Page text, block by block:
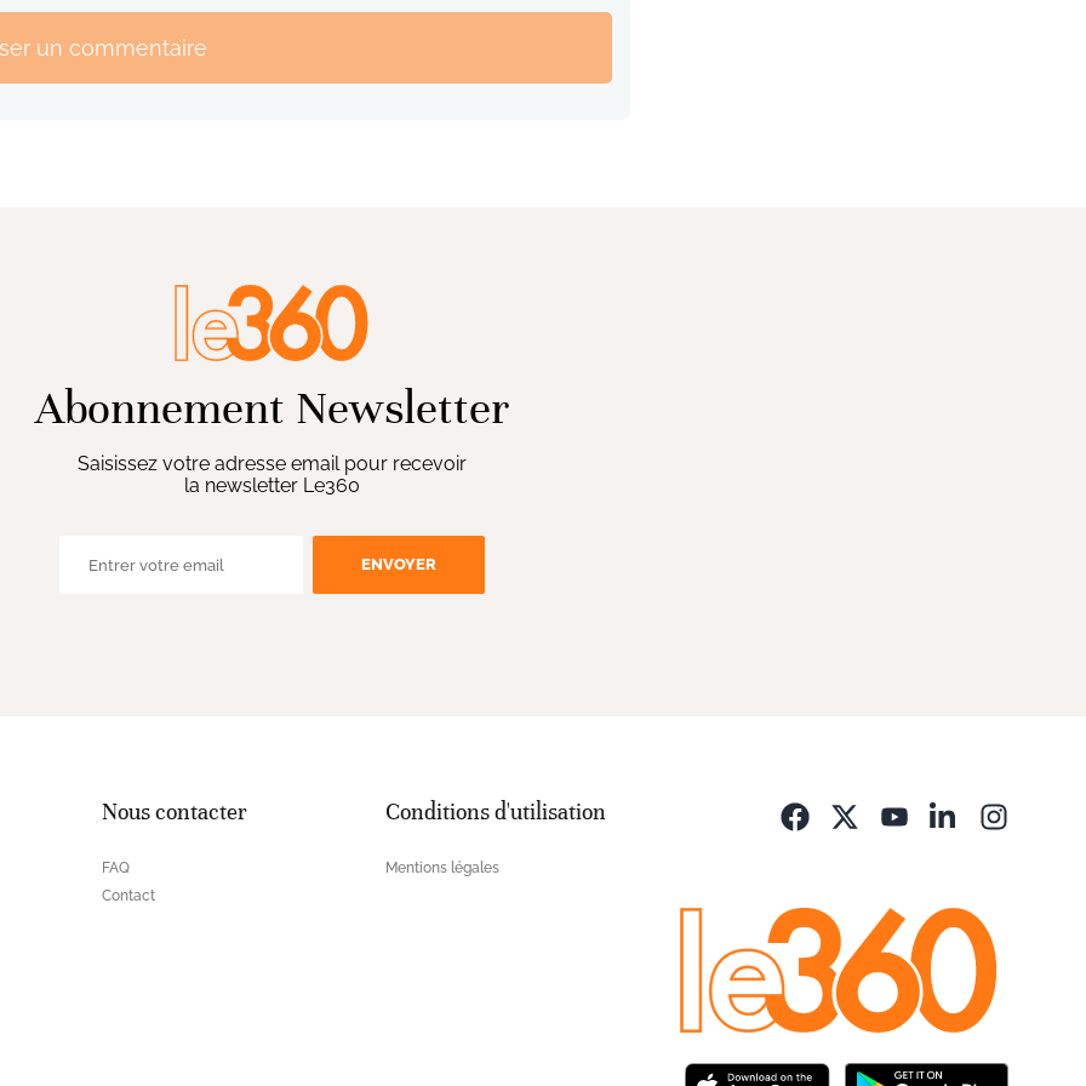
un commentaire
Abonnement Newsletter
Saisissez votre adresse email pour recevoir
la newsletter Le360
ENVOYER
Nous contacter
FAQ
Contact
Conditions d'utilisation
Mentions légales